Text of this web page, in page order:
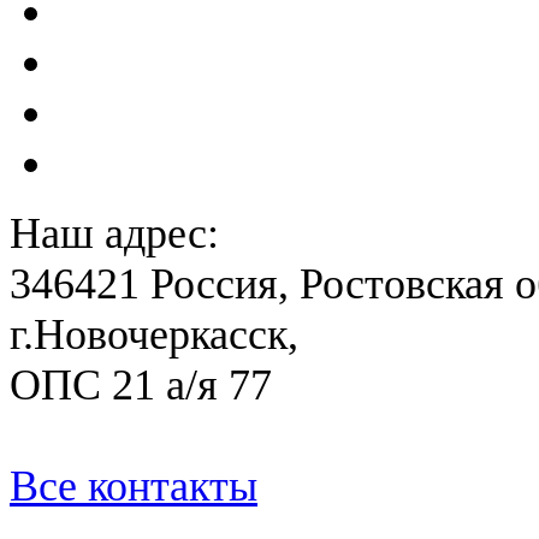
Наш адрес:
346421 Россия, Ростовская
г.Новочеркасск,
ОПС 21 а/я 77
Все контакты